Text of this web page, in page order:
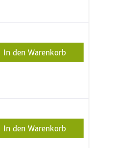
In den Warenkorb
In den Warenkorb